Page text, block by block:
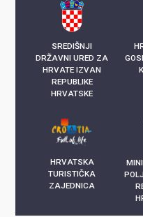
SREDIŠNJI
DRŽAVNI URED ZA
HRVATE IZVAN
REPUBLIKE
HRVATSKE
HRVATSKA
TURISTIČKA
ZAJEDNICA